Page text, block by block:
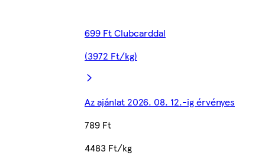
699 Ft Clubcarddal
(3972 Ft/kg)
Az ajánlat 2026. 08. 12.-ig érvényes
789 Ft
4483 Ft/kg